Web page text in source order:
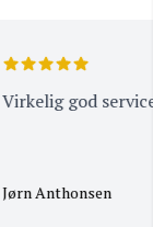
god service
Anthonsen